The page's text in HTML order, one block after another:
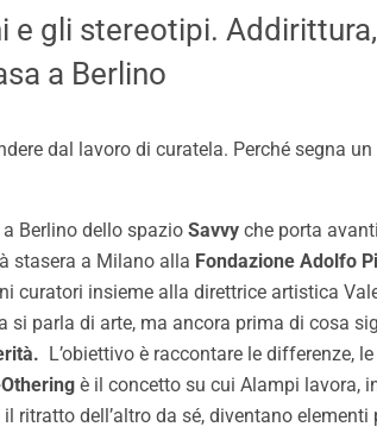
e gli stereotipi.
a Berlino
dal lavoro di curatela. Perché segna
a Berlino dello spazio Savvy che porta
stasera a Milano alla Fondazione Adolfo
curatori insieme alla direttrice artistica
si parla di arte, ma ancora prima di cosa
L’obiettivo è raccontare le differenze,
è il concetto su cui Alampi lavora,
ritratto dell’altro da sé, diventano elementi